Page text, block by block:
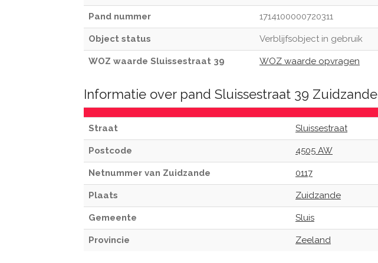
Pand nummer 1714100000720311
Object status Verblijfsobject in gebruik
WOZ waarde Sluissestraat 39 WOZ waarde opvragen
Informatie over pand Sluissestraat 39 Zuidzande
Straat Sluissestraat
Postcode 4505 AW
Netnummer van Zuidzande 0117
Plaats Zuidzande
Gemeente Sluis
Provincie Zeeland